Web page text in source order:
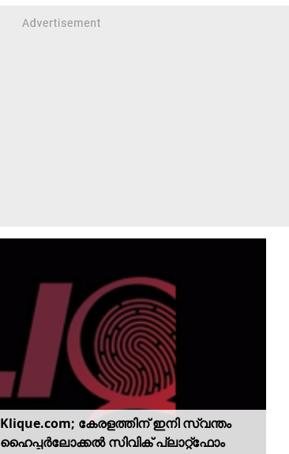
Klique.com; കേരളത്തിന് ഇനി സ്വന്തം
ഹൈപ്പർലോക്കൽ സിവിക് പ്ലാറ്റ്‌ഫോം